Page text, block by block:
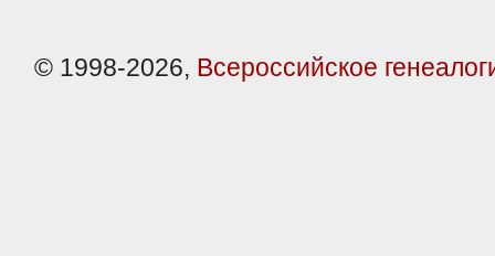
© 1998-2026, Всероссийское